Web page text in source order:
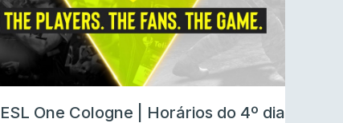
ESL One Cologne | Horários do 4º dia